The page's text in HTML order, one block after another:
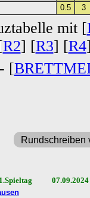
0.5 3
mit [
R2] [R3] [R4
- [
Rundschreiben
1.Spieltag